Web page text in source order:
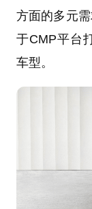
方面的多元
于CMP平台
车型。